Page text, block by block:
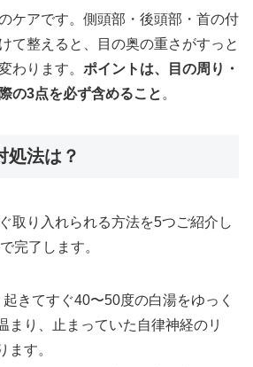
ケアです。側頭部・後頭部・首の付
て整えると、目の奥の重さがすっと
わります。 ポイントは、目の周り・
の3点を必ず含めること 。
処法は？
取り入れられる方法を5つご紹介し
完了します。
起きてすぐ40〜50度の白湯をゆっく
まり、止まっていた自律神経のリ
ます。